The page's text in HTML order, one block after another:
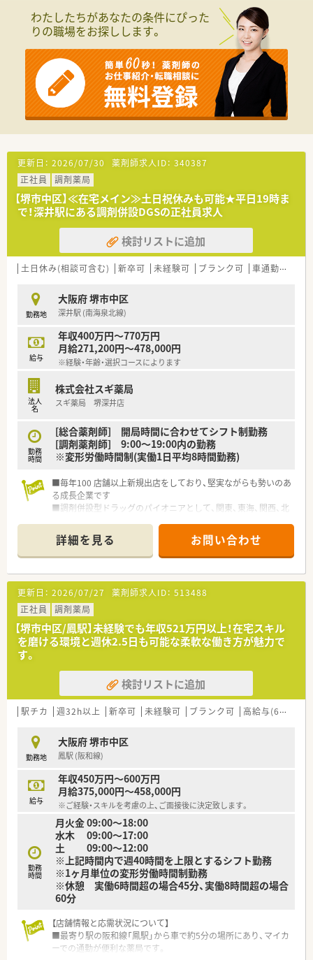
■総合薬剤師・調剤薬剤師（土日休み・19時までの勤務）どちらか
の働き方を選択できます
■調剤併設型だけでなく「医療モール・クリニック併設店舗」「敷
地内薬局」「訪問調剤特化型店舗」など様々な店舗を運営してい
ます
■在宅医療にも積極的取り組んでおり「訪問調剤特化型店舗」を
50店舗以上、無菌調剤室は業界最多の51店舗設置しています
■「プラチナくるみん認定企業」「健康経営優良法人2023（大規模
法人部門）認定」等を取得し一人ひとりが働きやすい環境が整備
されています
■充実した研修制度、人事制度、評価制度、キャリア支援制度等
わたしたちがあなたの条件にぴった
りの職場をお探しします。
更新日： 2026/07/30 薬剤師求人ID： 340387
正社員
調剤薬局
【堺市中区】≪在宅メイン≫土日祝休みも可能★平日19時ま
で！深井駅にある調剤併設DGSの正社員求人
検討リストに追加
土日休み(相談可含む) 新卒可 未経験可 ブランク可 車通勤可
勤務地
大阪府 堺市中区
深井駅 (南海泉北線)
給与
年収400万円～770万円
月給271,200円～478,000円
※経験・年齢・選択コースによります
法人
名
株式会社スギ薬局
スギ薬局 堺深井店
勤務
時間
[総合薬剤師] 開局時間に合わせてシフト制勤務
[調剤薬剤師] 9:00～19:00内の勤務
※変形労働時間制(実働1日平均8時間勤務)
■毎年100 店舗以上新規出店をしており、堅実ながらも勢いのあ
る成長企業です
■調剤併設型ドラッグのパイオニアとして、関東、東海、関西、北
■研修制度は様々なプランがあり、集合研修だけでなく任意で受
講可能な研修も幅広く用意されています
■店舗で活躍する従業員、社外で活躍する従業員、将来経営幹部
となる従業員など、薬剤師として様々な活躍ができるフィールド
を用意されています
■総合薬剤師・調剤薬剤師（土日休み・19時までの勤務）どちらか
の働き方を選択できます
■調剤併設型だけでなく「医療モール・クリニック併設店舗」「敷
地内薬局」「訪問調剤特化型店舗」など様々な店舗を運営してい
ます
50店舗以上、無菌調剤室は業界最多の51店舗設置しています
■「プラチナくるみん認定企業」「健康経営優良法人2023（大規模
法人部門）認定」等を取得し一人ひとりが働きやすい環境が整備
されています
があるのも特徴です
詳細を見る お問い合わせ
更新日： 2026/07/27 薬剤師求人ID： 513488
正社員
調剤薬局
【堺市中区/鳳駅】未経験でも年収521万円以上！在宅スキル
を磨ける環境と週休2.5日も可能な柔軟な働き方が魅力で
す。
検討リストに追加
駅チカ 週32h以上 新卒可 未経験可 ブランク可 高給与(600万円以上)
勤務地
大阪府 堺市中区
鳳駅 (阪和線)
給与
年収450万円～600万円
月給375,000円～458,000円
※ご経験・スキルを考慮の上、ご面接後に決定致します。
勤務
時間
月火金 09:00～18:00
水木 09:00～17:00
土 09:00～12:00
※上記時間内で週40時間を上限とするシフト勤務
※1ヶ月単位の変形労働時間制勤務
※休憩 実働6時間超の場合45分、実働8時間超の場合
60分
【店舗情報と応需状況について】
■最寄り駅の阪和線「鳳駅」から車で約5分の場所にあり、マイカ
ーでの通勤が便利な薬局です。